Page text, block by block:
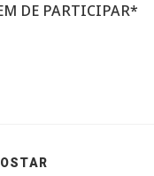
DE PARTICIPAR*